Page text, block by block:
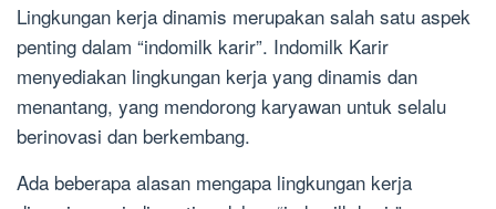
Lingkungan kerja dinamis merupakan salah satu aspek
penting dalam “indomilk karir”. Indomilk Karir
menyediakan lingkungan kerja yang dinamis dan
menantang, yang mendorong karyawan untuk selalu
berinovasi dan berkembang.
Ada beberapa alasan mengapa lingkungan kerja